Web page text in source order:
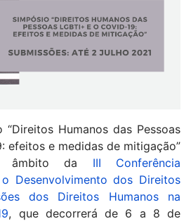
Humanos das Pessoas
efeitos e medidas de mitigação”
âmbito da III Conferência
Desenvolvimento dos Direitos
dos Direitos Humanos na
, que decorrerá de 6 a 8 de